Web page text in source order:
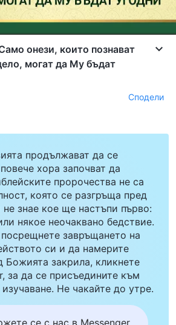
онези, които познават
могат да Му бъдат
Сподели
продължават да се
хора започват да
пророчества не са
която се разгръща пред
знае кое ще настъпи първо:
някое неочаквано бедствие.
завръщането на
си и да намерите
Божията закрила, кликнете
за да се присъедините към
Не чакайте до утре.